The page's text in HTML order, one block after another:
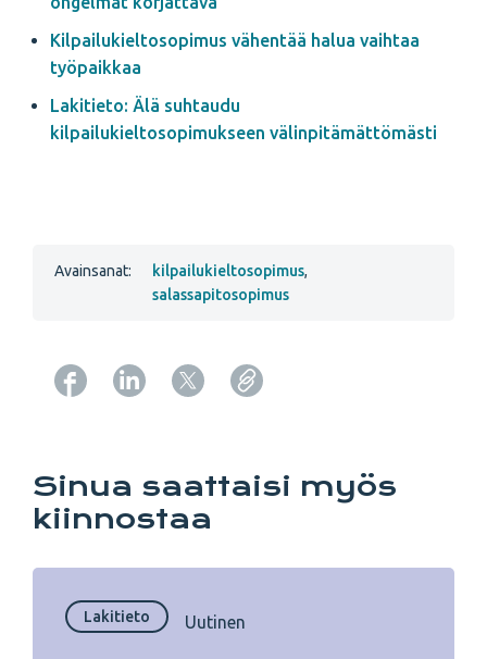
Kilpailukieltosopimus vähentää halua vaihtaa
työpaikkaa
Lakitieto: Älä suhtaudu
kilpailukieltosopimukseen välinpitämättömästi
Avainsanat: kilpailukieltosopimus,
salassapitosopimus
Sinua saattaisi myös
kiinnostaa
Lakitieto Uutinen